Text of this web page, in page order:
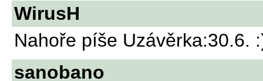
WirusH
Nahoře píše Uzávěrka:30.6.
sanobano